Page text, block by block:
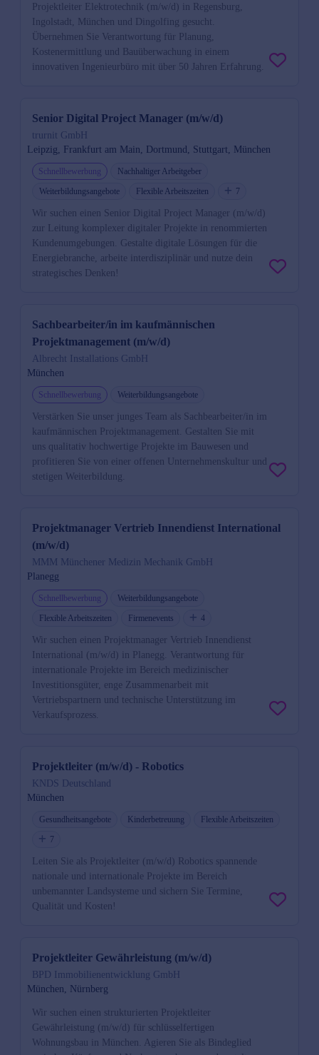
Projektleiter Elektrotechnik (m/w/d) in Regensburg,
Ingolstadt, München und Dingolfing gesucht.
Übernehmen Sie Verantwortung für Planung,
Kostenermittlung und Bauüberwachung in einem
innovativen Ingenieurbüro mit über 50 Jahren Erfahrung.
Senior Digital Project Manager (m/w/d)
trurnit GmbH
Leipzig, Frankfurt am Main, Dortmund, Stuttgart, München
Schnellbewerbung
Nachhaltiger Arbeitgeber
Weiterbildungsangebote
Flexible Arbeitszeiten 7
Wir suchen einen Senior Digital Project Manager (m/w/d)
zur Leitung komplexer digitaler Projekte in renommierten
Kundenumgebungen. Gestalte digitale Lösungen für die
Energiebranche, arbeite interdisziplinär und nutze dein
strategisches Denken!
Sachbearbeiter/in im kaufmännischen
Projektmanagement (m/w/d)
Albrecht Installations GmbH
München
Schnellbewerbung Weiterbildungsangebote
Verstärken Sie unser junges Team als Sachbearbeiter/in im
kaufmännischen Projektmanagement. Gestalten Sie mit
uns qualitativ hochwertige Projekte im Bauwesen und
profitieren Sie von einer offenen Unternehmenskultur und
stetigen Weiterbildung.
Projektmanager Vertrieb Innendienst International
(m/w/d)
MMM Münchener Medizin Mechanik GmbH
Planegg
Schnellbewerbung
Weiterbildungsangebote
Flexible Arbeitszeiten
Firmenevents 4
Wir suchen einen Projektmanager Vertrieb Innendienst
International (m/w/d) in Planegg. Verantwortung für
internationale Projekte im Bereich medizinischer
Investitionsgüter, enge Zusammenarbeit mit
Vertriebspartnern und technische Unterstützung im
Verkaufsprozess.
Projektleiter (m/w/d) - Robotics
KNDS Deutschland
München
Gesundheitsangebote Kinderbetreuung
Flexible Arbeitszeiten
7
Leiten Sie als Projektleiter (m/w/d) Robotics spannende
nationale und internationale Projekte im Bereich
unbemannter Landsysteme und sichern Sie Termine,
Qualität und Kosten!
Projektleiter Gewährleistung (m/w/d)
BPD Immobilienentwicklung GmbH
München, Nürnberg
Wir suchen einen strukturierten Projektleiter
Gewährleistung (m/w/d) für schlüsselfertigen
Wohnungsbau in München. Agieren Sie als Bindeglied